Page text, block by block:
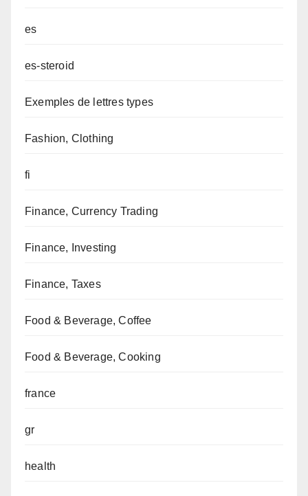
es
es-steroid
Exemples de lettres types
Fashion, Clothing
fi
Finance, Currency Trading
Finance, Investing
Finance, Taxes
Food & Beverage, Coffee
Food & Beverage, Cooking
france
gr
health